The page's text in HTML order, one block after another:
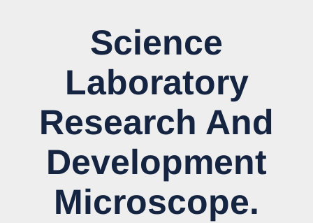
Science
Laboratory
Research And
Development
Microscope.